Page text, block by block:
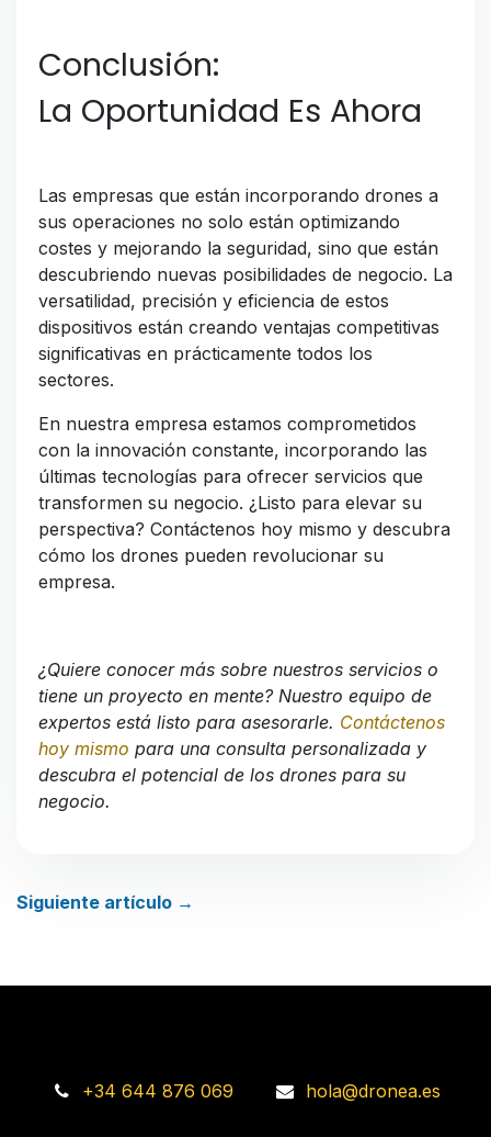
Conclusión:
La Oportunidad Es Ahora
Las empresas que están incorporando drones a
sus operaciones no solo están optimizando
costes y mejorando la seguridad, sino que están
descubriendo nuevas posibilidades de negocio. La
versatilidad, precisión y eficiencia de estos
dispositivos están creando ventajas competitivas
significativas en prácticamente todos los
sectores.
En nuestra empresa estamos comprometidos
con la innovación constante, incorporando las
últimas tecnologías para ofrecer servicios que
transformen su negocio. ¿Listo para elevar su
perspectiva? Contáctenos hoy mismo y descubra
cómo los drones pueden revolucionar su
empresa.
¿Quiere conocer más sobre nuestros servicios o
tiene un proyecto en mente? Nuestro equipo de
expertos está listo para asesorarle. Contáctenos
hoy mismo para una consulta personalizada y
descubra el potencial de los drones para su
negocio.
Siguiente artículo →
+34 644 876 069 hola@dronea.es